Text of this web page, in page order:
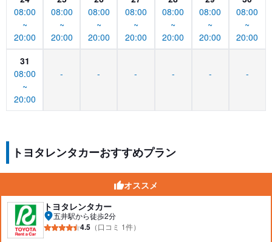
08:00
~
20:00
08:00
~
20:00
08:00
~
20:00
08:00
~
20:00
08:00
~
20:00
08:00
~
20:00
08:00
~
20:00
31
08:00
~
20:00
- - - - - -
トヨタレンタカーおすすめプラン
オススメ
トヨタレンタカー
五井駅から徒歩2分
4.5 （口コミ 1件）